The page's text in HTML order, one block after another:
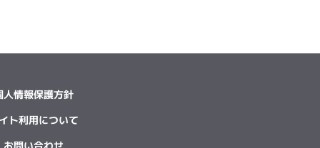
人情報保護方針
ト利用について
お問い合わせ